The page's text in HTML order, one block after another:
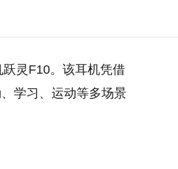
灵F10。该耳机凭借
学习、运动等多场景